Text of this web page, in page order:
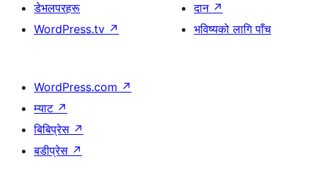
डेभलपरहरू
WordPress.tv ↗
दान ↗
भविष्यको लागि पाँच
WordPress.com ↗
म्याट ↗
बिबिप्रेस ↗
बडीप्रेस ↗